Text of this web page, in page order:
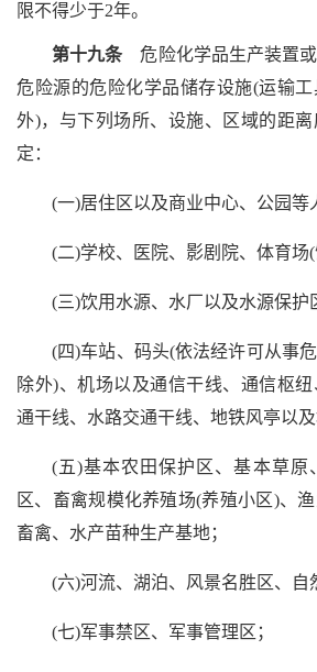
限不得少于2年。
第十九条危险化学品生产装置
危险源的危险化学品储存设施(运输
外)，与下列场所、设施、区域的距
定：
(一)居住区以及商业中心、公园等
(二)学校、医院、影剧院、体育场(
(三)饮用水源、水厂以及水源保护
(四)车站、码头(依法经许可从事
除外)、机场以及通信干线、通信枢
通干线、水路交通干线、地铁风亭以及
(五)基本农田保护区、基本草原
区、畜禽规模化养殖场(养殖小区)、
畜禽、水产苗种生产基地；
(六)河流、湖泊、风景名胜区、自
(七)军事禁区、军事管理区；